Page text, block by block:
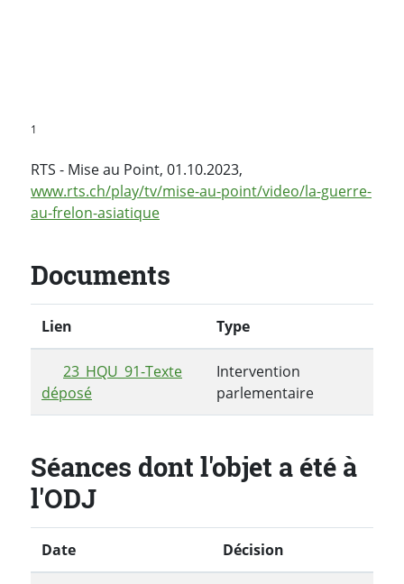
1
RTS - Mise au Point, 01.10.2023,
www.rts.ch/play/tv/mise-au-point/video/la-guerre-
au-frelon-asiatique
Documents
Lien Type
23_HQU_91-Texte
déposé
Intervention
parlementaire
Séances dont l'objet a été à
l'ODJ
Date Décision